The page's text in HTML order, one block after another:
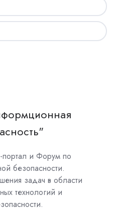
и Форум по
безопасности.
задач в области
технологий и